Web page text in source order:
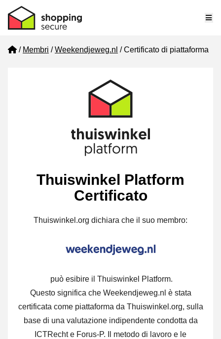
Home
Membri Weekendjeweg.nl Certificato di piattaforma
Thuiswinkel Platform
Certificato
Thuiswinkel.org dichiara che il suo membro:
può esibire il Thuiswinkel Platform.
Questo significa che Weekendjeweg.nl è stata
certificata come piattaforma da Thuiswinkel.org, sulla
base di una valutazione indipendente condotta da
ICTRecht e Forus-P. Il metodo di lavoro e le